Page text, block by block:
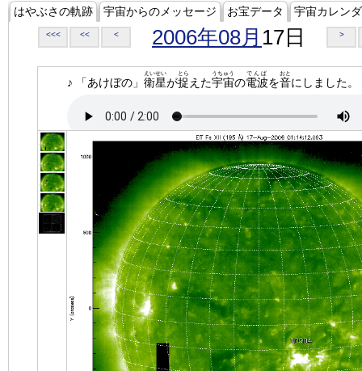
はやぶさの軌跡 宇宙からのメッセージ お宝データ 宇宙カレン
<<< << < 2006年08月 17日 >
♪ 「あけぼの」 衛星
えいせい
が捉
とら
えた宇宙
うちゅう
の電波
でんぱ
を音
おと
にしました。